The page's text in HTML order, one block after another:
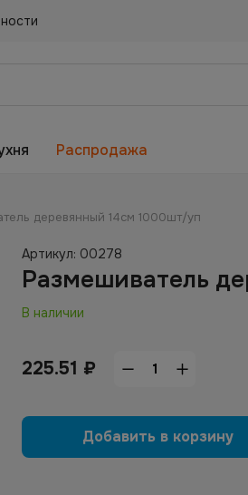
Распродажа
деревянный 14см 1000шт/уп
Артикул: 00278
Размешиватель
В наличии
225.51 ₽
Добавить в корзину